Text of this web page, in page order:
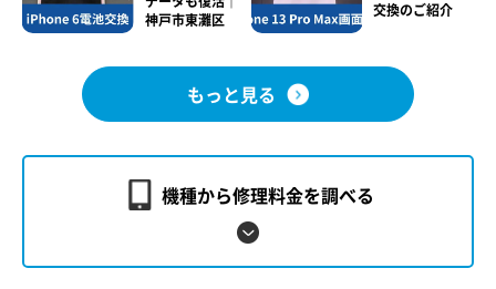
神戸市東灘区
交換のご紹介
もっと見る
機種から修理料金を調べる